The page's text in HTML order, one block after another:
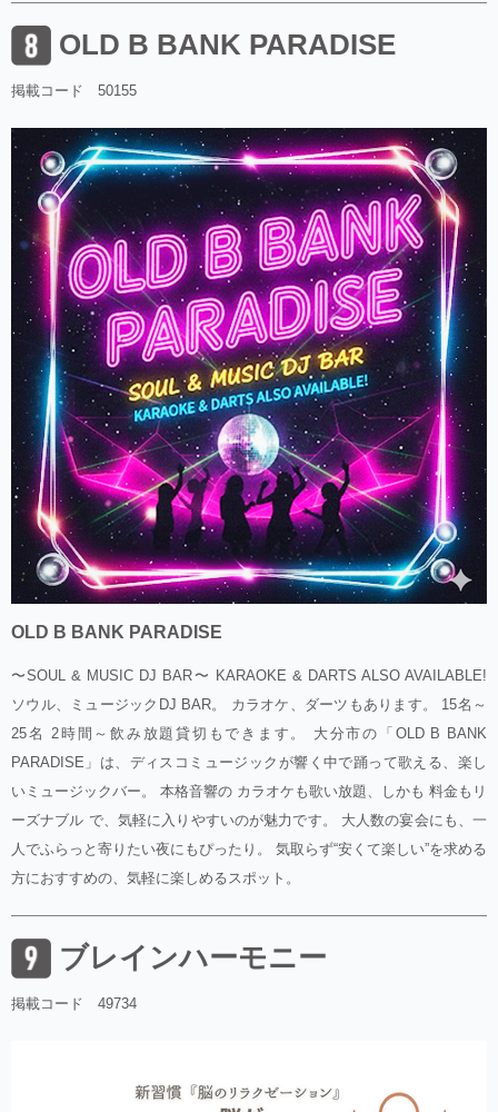
OLD B BANK PARADISE
掲載コード 50155
OLD B BANK PARADISE
〜SOUL & MUSIC DJ BAR〜 KARAOKE & DARTS ALSO AVAILABLE!
ソウル、ミュージックDJ BAR。 カラオケ、ダーツもあります。 15名～
25名 2時間～飲み放題貸切もできます。 大分市の「OLD B BANK
PARADISE」は、ディスコミュージックが響く中で踊って歌える、楽し
いミュージックバー。 本格音響の カラオケも歌い放題、しかも 料金もリ
ーズナブル で、気軽に入りやすいのが魅力です。 大人数の宴会にも、一
人でふらっと寄りたい夜にもぴったり。 気取らず“安くて楽しい”を求める
方におすすめの、気軽に楽しめるスポット。
ブレインハーモニー
掲載コード 49734